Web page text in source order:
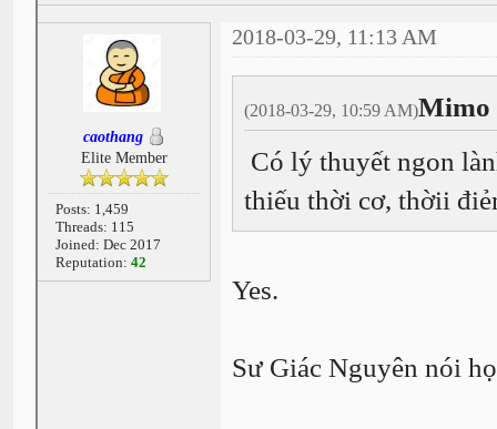
caothang
Elite Member
Posts: 1,459
Threads: 115
Joined: Dec 2017
Reputation: 42
2018-03-29, 11:13 AM
(2018-03-29, 10:59 AM)Mimo
Có lý thuyết ngon
thiếu thời cơ, thờii
Yes.
Sư Giác Nguyên nói